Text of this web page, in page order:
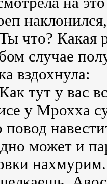
что? Какая
случае
вздохнула:
тут у вас
у Мрохха
повод
может и